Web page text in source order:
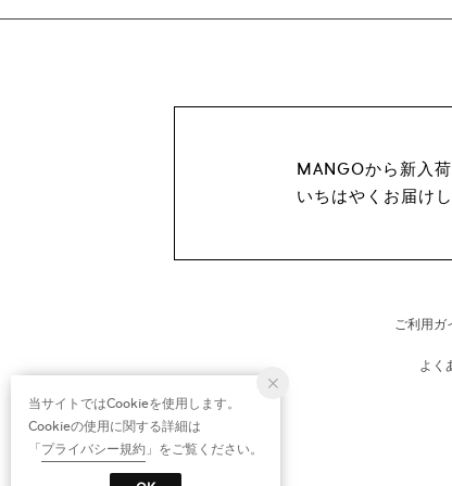
MANGOから新入
いちはやくお届けし
ご利用ガ
よく
当サイトではCookieを使用します。
Cookieの使用に関する詳細は
「プライバシー規約 」をご覧ください。